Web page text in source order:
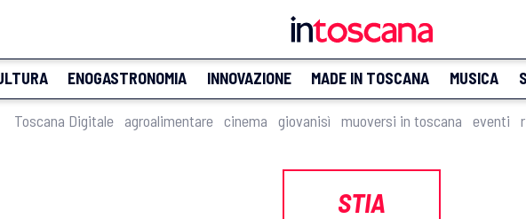
ENOGASTRONOMIA INNOVAZIONE MADE IN TOSCANA MUSICA
Toscana Digitale agroalimentare cinema giovanisì muoversi in toscana eventi
STIA